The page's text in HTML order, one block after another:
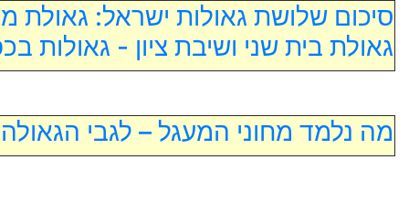
סיכום שלושת גאולות ישראל: גאולת
גאולת בית שני ושיבת ציון - גאולות
מה נלמד מחוני המעגל – לגבי